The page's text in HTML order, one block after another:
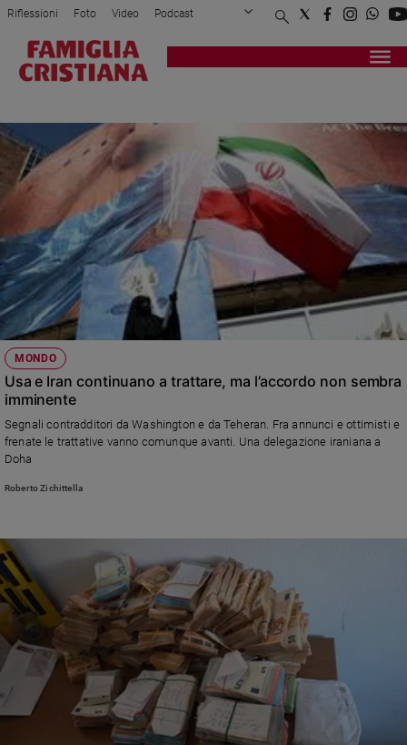
Attualità
Politica
Mondo
Economia
e
giustizia
Sport
Interviste
Papa
Papa
Chiesa
Chiesa
e
Santi
Devozione
e
fede
Parola
del
Santo
Riflessioni Foto Video Podcast
Privacy Policy Chi siamo
Registrati Redazione
MONDO
Usa e Iran continuano a trattare, ma l’accordo non sembra
imminente
Segnali contradditori da Washington e da Teheran. Fra annunci e ottimisti e
frenate le trattative vanno comunque avanti. Una delegazione iraniana a
Doha
Roberto Zichittella